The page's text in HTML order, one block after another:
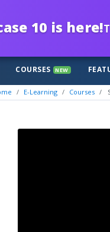
10 is here!
COURSES NEW
E-Learning Courses